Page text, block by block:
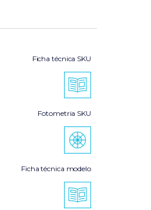
Ficha técnica SKU
Fotometria SKU
Ficha técnica modelo